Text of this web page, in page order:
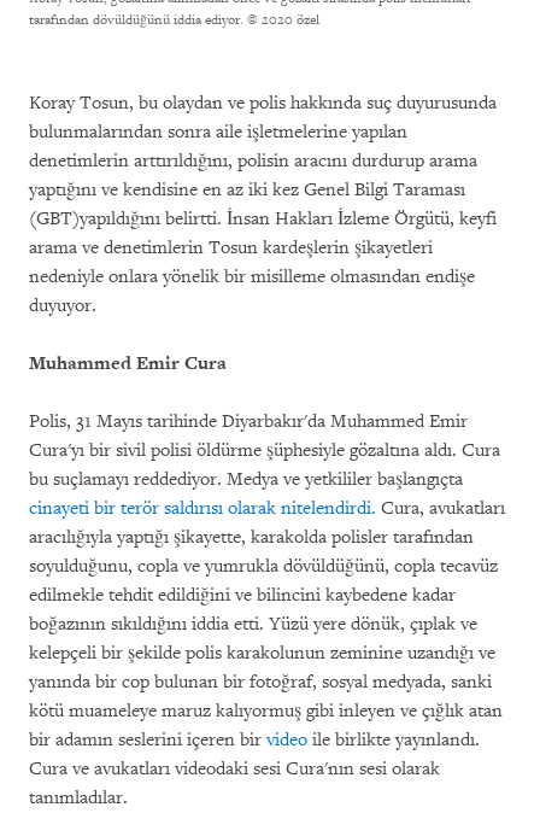
tarafından dövüldüğünü iddia ediyor. © 2020 özel
Koray Tosun, bu olaydan ve polis hakkında suç duyurusunda
bulunmalarından sonra aile işletmelerine yapılan
denetimlerin arttırıldığını, polisin aracını durdurup arama
yaptığını ve kendisine en az iki kez Genel Bilgi Taraması
(GBT)yapıldığını belirtti. İnsan Hakları İzleme Örgütü, keyfi
arama ve denetimlerin Tosun kardeşlerin şikayetleri
nedeniyle onlara yönelik bir misilleme olmasından endişe
duyuyor.
Muhammed Emir Cura
Polis, 31 Mayıs tarihinde Diyarbakır'da Muhammed Emir
Cura'yı bir sivil polisi öldürme şüphesiyle gözaltına aldı. Cura
bu suçlamayı reddediyor. Medya ve yetkililer başlangıçta
cinayeti bir terör saldırısı olarak nitelendirdi. Cura, avukatları
aracılığıyla yaptığı şikayette, karakolda polisler tarafından
soyulduğunu, copla ve yumrukla dövüldüğünü, copla tecavüz
edilmekle tehdit edildiğini ve bilincini kaybedene kadar
boğazının sıkıldığını iddia etti. Yüzü yere dönük, çıplak ve
kelepçeli bir şekilde polis karakolunun zeminine uzandığı ve
yanında bir cop bulunan bir fotoğraf, sosyal medyada, sanki
kötü muameleye maruz kalıyormuş gibi inleyen ve çığlık atan
bir adamın seslerini içeren birvideo ile birlikte yayınlandı.
Cura ve avukatları videodaki sesi Cura'nın sesi olarak
tanımladılar.